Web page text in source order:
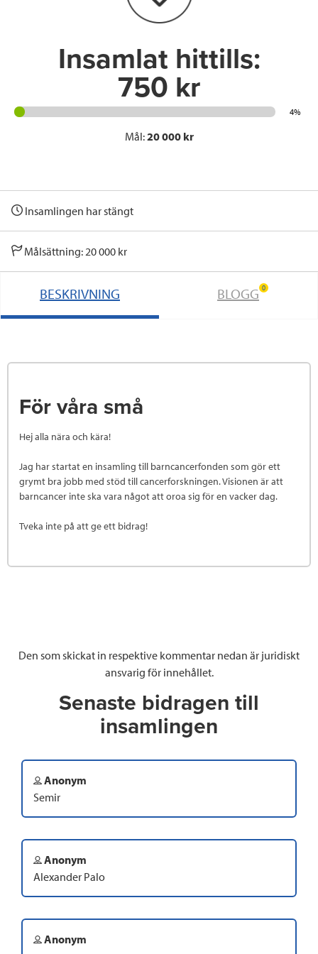
n
Insamlat hittills:
750 kr
4%
Mål:20 000 kr
Insamlingen har stängt
Målsättning: 20 000 kr
BESKRIVNING BLOGG 0
För våra små
Hej alla nära och kära!
Jag har startat en insamling till barncancerfonden som gör ett
grymt bra jobb med stöd till cancerforskningen. Visionen är att
barncancer inte ska vara något att oroa sig för en vacker dag.
Tveka inte på att ge ett bidrag!
Den som skickat in respektive kommentar nedan är juridiskt
ansvarig för innehållet.
Senaste bidragen till
insamlingen
Anonym
Semir
Anonym
Alexander Palo
Anonym